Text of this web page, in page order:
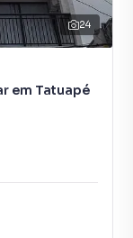
24
em Tatuapé